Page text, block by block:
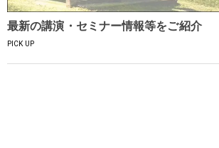
最新の講演・セミナー情報等をご紹介
PICK UP